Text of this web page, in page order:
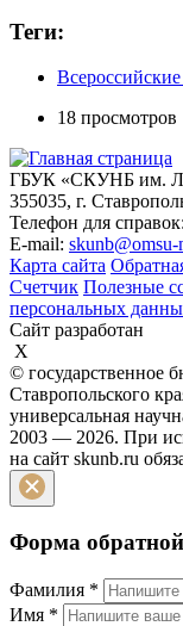
Теги:
18 просмотров
ГБУК «СКУНБ им.
355035, г.
Телефон для
E-mail:
Карта сайта
Счетчик Полезные
персональных
Сайт разработан
X
© государственное
Ставропольского
универсальная
2003 — 2026. При
на сайт skunb.ru
Форма
Фамилия *
Имя *